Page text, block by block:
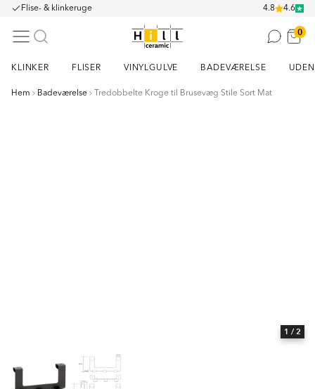
Flise- & klinkeruge 4.8 4.6
0
KLINKER FLISER VINYLGULVE BADEVÆRELSE
Hem Badeværelse Tredobbelte Kroge til Brusevæg Stile Sort Mat
1 / 2